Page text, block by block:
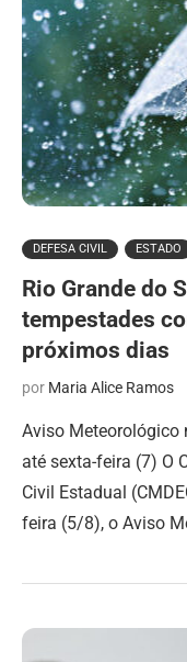
DEFESA CIVIL ESTADO
Rio Grande do
tempestades
próximos dias
por Maria Alice Ramos
Aviso Meteorológico
até sexta-feira (7) O
Civil Estadual
feira (5/8), o Aviso